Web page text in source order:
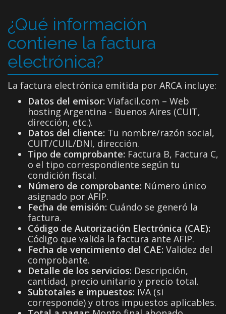
¿Qué información
contiene la factura
electrónica?
La factura electrónica emitida por ARCA incluye:
Datos del emisor: Viafacil.com – Web
hosting Argentina - Buenos Aires (CUIT,
dirección, etc.).
Datos del cliente: Tu nombre/razón social,
CUIT/CUIL/DNI, dirección.
Tipo de comprobante: Factura B, Factura C,
o el tipo correspondiente según tu
condición fiscal.
Número de comprobante: Número único
asignado por AFIP.
Fecha de emisión: Cuándo se generó la
factura.
Código de Autorización Electrónica (CAE):
Código que valida la factura ante AFIP.
Fecha de vencimiento del CAE: Validez del
comprobante.
Detalle de los servicios: Descripción,
cantidad, precio unitario y precio total.
Subtotales e impuestos: IVA (si
corresponde) y otros impuestos aplicables.